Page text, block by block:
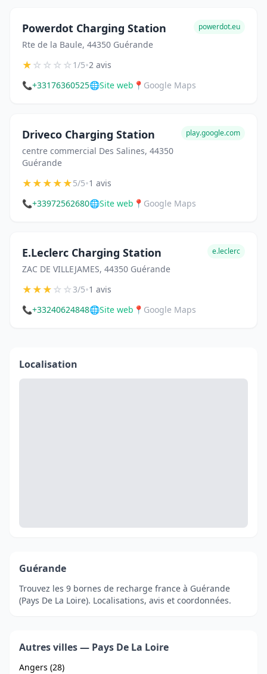
Powerdot Charging Station
Rte de la Baule, 44350 Guérande
powerdot.eu
★☆☆☆☆1/5•2 avis
📞+33176360525🌐Site web 📍 Google Maps
Driveco Charging Station
centre commercial Des Salines, 44350
Guérande
play.google.com
★★★★★5/5•1 avis
📞+33972562680🌐Site web 📍 Google Maps
E.Leclerc Charging Station
ZAC DE VILLEJAMES, 44350 Guérande
e.leclerc
★★★☆☆3/5•1 avis
📞+33240624848🌐Site web 📍 Google Maps
Localisation
Guérande
Trouvez les 9 bornes de recharge france à Guérande
(Pays De La Loire). Localisations, avis et coordonnées.
Autres villes — Pays De La Loire
Angers (28)